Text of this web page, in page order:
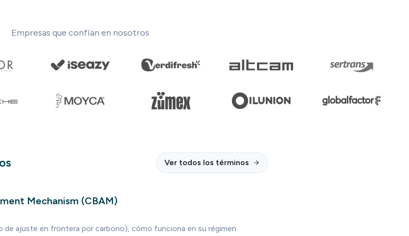
Empresas que confían en nosotros
Ver todos los términos
Mechanism (CBAM)
de ajuste en frontera por carbono), cómo funciona en su régimen